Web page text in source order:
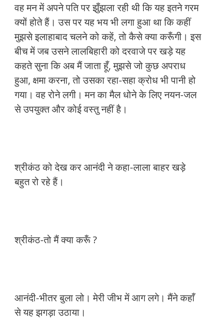
वह मन में अपने पति पर झुँझला रही थी कि यह इतने गरम
क्यों होते हैं। उस पर यह भय भी लगा हुआ था कि कहीं
मुझसे इलाहाबाद चलने को कहें, तो कैसे क्या करूँगी। इस
बीच में जब उसने लालबिहारी को दरवाजे पर खड़े यह
कहते सुना कि अब मैं जाता हूँ, मुझसे जो कुछ अपराध
हुआ, क्षमा करना, तो उसका रहा-सहा क्रोध भी पानी हो
गया। वह रोने लगी। मन का मैल धोने के लिए नयन-जल
से उपयुक्त और कोई वस्तु नहीं है।
श्रीकंठ को देख कर आनंदी ने कहा-लाला बाहर खड़े
बहुत रो रहे हैं।
श्रीकंठ-तो मैं क्या करूँ ?
आनंदी-भीतर बुला लो। मेरी जीभ में आग लगे। मैंने कहाँ
से यह झगड़ा उठाया।